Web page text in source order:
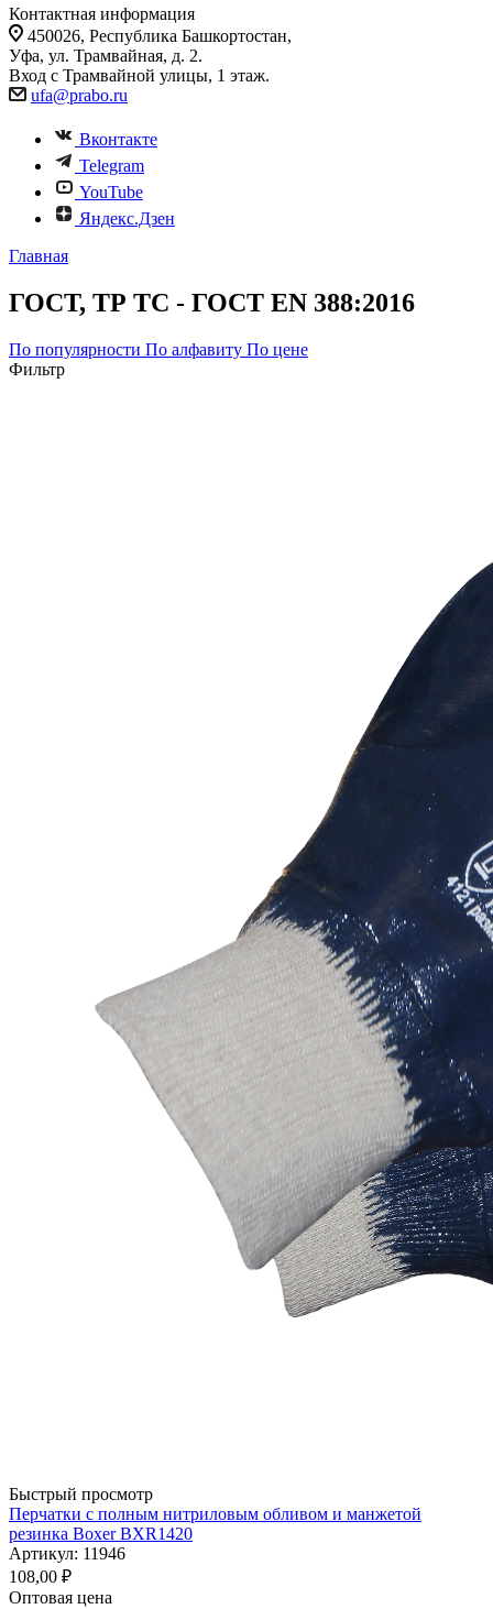
Контактная информация
450026, Республика Башкортостан,
Уфа, ул. Трамвайная, д. 2.
Вход с Трамвайной улицы, 1 этаж.
ufa@prabo.ru
Вконтакте
Telegram
YouTube
Яндекс.Дзен
Главная
ГОСТ, ТР ТС - ГОСТ EN 388:2016
По популярности По алфавиту По цене
Фильтр
Быстрый просмотр
Перчатки с полным нитриловым обливом и манжетой
резинка Boxer BXR1420
Артикул: 11946
108,00 ₽
Оптовая цена